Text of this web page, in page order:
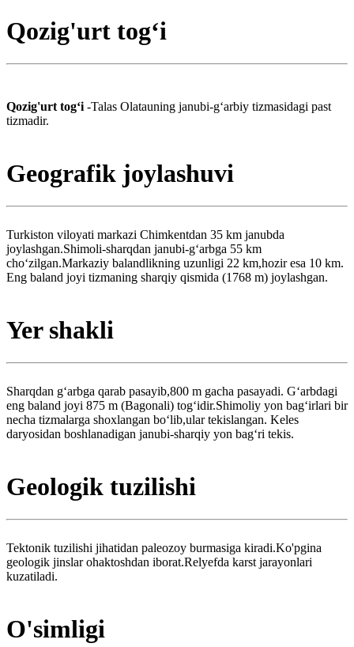
Qozig'urt togʻi
Qozig'urt togʻi -Talas Olatauning janubi-gʻarbiy tizmasidagi past
tizmadir.
Geografik joylashuvi
Turkiston viloyati markazi Chimkentdan 35 km janubda
joylashgan.Shimoli-sharqdan janubi-gʻarbga 55 km
choʻzilgan.Markaziy balandlikning uzunligi 22 km,hozir esa 10 km.
Eng baland joyi tizmaning sharqiy qismida (1768 m) joylashgan.
Yer shakli
Sharqdan gʻarbga qarab pasayib,800 m gacha pasayadi. Gʻarbdagi
eng baland joyi 875 m (Bagonali) togʻidir.Shimoliy yon bagʻirlari bir
necha tizmalarga shoxlangan boʻlib,ular tekislangan. Keles
daryosidan boshlanadigan janubi-sharqiy yon bagʻri tekis.
Geologik tuzilishi
Tektonik tuzilishi jihatidan paleozoy burmasiga kiradi.Ko'pgina
geologik jinslar ohaktoshdan iborat.Relyefda karst jarayonlari
kuzatiladi.
O'simligi